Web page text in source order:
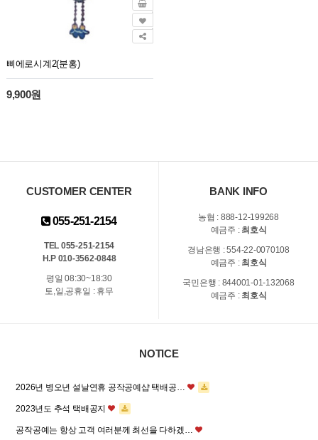
삐에로시계2(분홍)
9,900원
CUSTOMER CENTER
055-251-2154
TEL 055-251-2154
H.P 010-3562-0848
평일 08:30~18:30
토,일,공휴일 : 휴무
BANK INFO
농협 : 888-12-199268
예금주 : 최호식
경남은행 : 554-22-0070108
예금주 : 최호식
국민은행 : 844001-01-132068
예금주 : 최호식
NOTICE
2026년 병오년 설날연휴 공작공예샵 택배공…
2023년도 추석 택배공지
공작공예는 항상 고객 여러분께 최선을 다하겠…